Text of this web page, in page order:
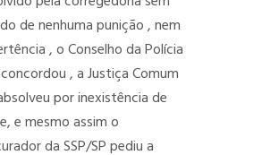
de nenhuma punição , nem
, o Conselho da Polícia
, a Justiça Comum
por inexistência de
e mesmo assim o
da SSP/SP pediu a